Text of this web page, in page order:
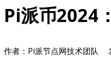
Pi派币2024
作者：Pi派节点网技术团队